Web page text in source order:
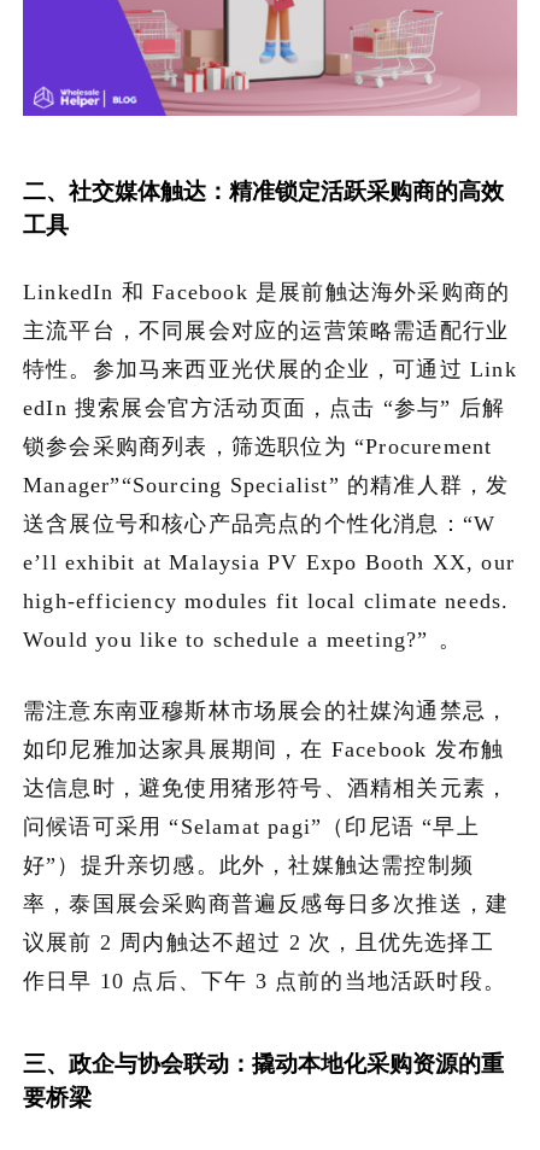
二、社交媒体触达：精准锁定活跃采购商的高效
工具
LinkedIn 和 Facebook 是展前触达海外采购商的
主流平台，不同展会对应的运营策略需适配行业
特性。参加马来西亚光伏展的企业，可通过 Link
edIn 搜索展会官方活动页面，点击 “参与” 后解
锁参会采购商列表，筛选职位为 “Procurement
Manager”“Sourcing Specialist” 的精准人群，发
送含展位号和核心产品亮点的个性化消息：“W
e’ll exhibit at Malaysia PV Expo Booth XX, our
high-efficiency modules fit local climate needs.
Would you like to schedule a meeting?” 。
需注意东南亚穆斯林市场展会的社媒沟通禁忌，
如印尼雅加达家具展期间，在 Facebook 发布触
达信息时，避免使用猪形符号、酒精相关元素，
问候语可采用 “Selamat pagi”（印尼语 “早上
好”）提升亲切感。此外，社媒触达需控制频
率，泰国展会采购商普遍反感每日多次推送，建
议展前 2 周内触达不超过 2 次，且优先选择工
作日早 10 点后、下午 3 点前的当地活跃时段。
三、政企与协会联动：撬动本地化采购资源的重
要桥梁